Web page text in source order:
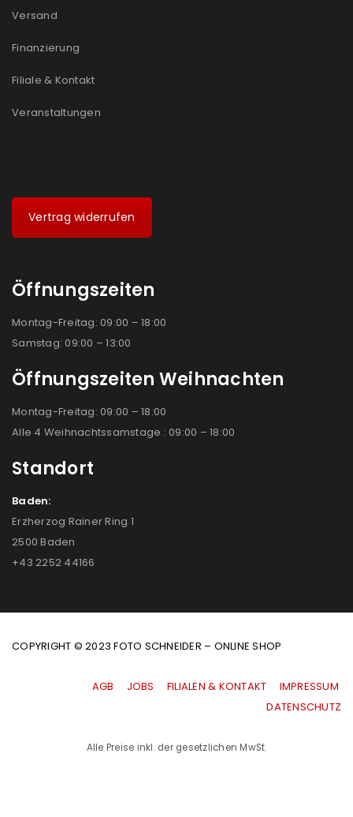
Versand
Finanzierung
Filiale & Kontakt
Veranstaltungen
Vertrag widerrufen
Öffnungszeiten
Montag-Freitag: 09:00 – 18:00
Samstag: 09:00 – 13:00
Öffnungszeiten Weihnachten
Montag-Freitag: 09:00 – 18:00
Alle 4 Weihnachtssamstage : 09:00 – 18:00
Standort
Baden:
Erzherzog Rainer Ring 1
2500 Baden
+43 2252 44166
COPYRIGHT © 2023 FOTO SCHNEIDER – ONLINE SHOP
AGB JOBS FILIALEN & KONTAKT
IMPRESSUM
|DATENSCHUTZ
Alle Preise inkl. der gesetzlichen MwSt.